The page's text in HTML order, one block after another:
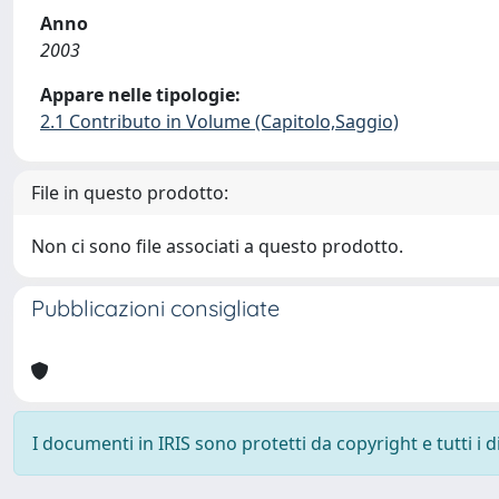
Anno
2003
Appare nelle tipologie:
2.1 Contributo in Volume (Capitolo,Saggio)
File in questo prodotto:
Non ci sono file associati a questo prodotto.
Pubblicazioni consigliate
I documenti in IRIS sono protetti da copyright e tutti i